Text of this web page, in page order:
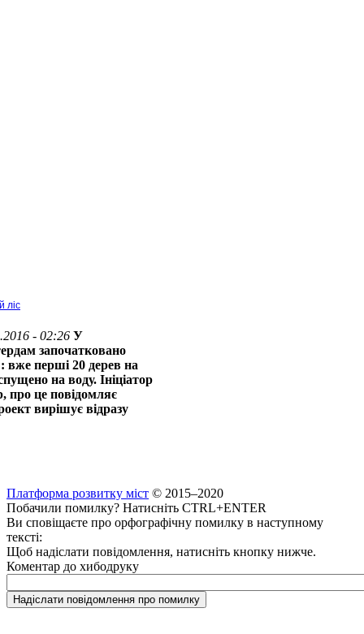
ліс
- 02:26 У
започатковано
перші 20 дерев на
на воду. Ініціатор
про це повідомляє
вирішує відразу
Платформа розвитку міст © 2015–2020
Побачили помилку? Натисніть CTRL+ENTER
Ви сповіщаєте про орфографічну помилку в наступному
тексті:
Щоб надіслати повідомлення, натисніть кнопку нижче.
Коментар до хибодруку